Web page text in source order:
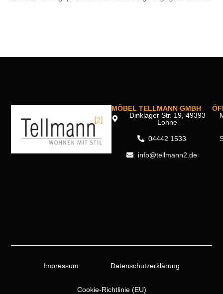
MÖBEL TELLMANN GMBH
Dinklager Str. 19, 49393
Lohne
04442 1533
info@tellmann2.de
Impressum Datenschutzerklärung
Cookie-Richtlinie (EU)